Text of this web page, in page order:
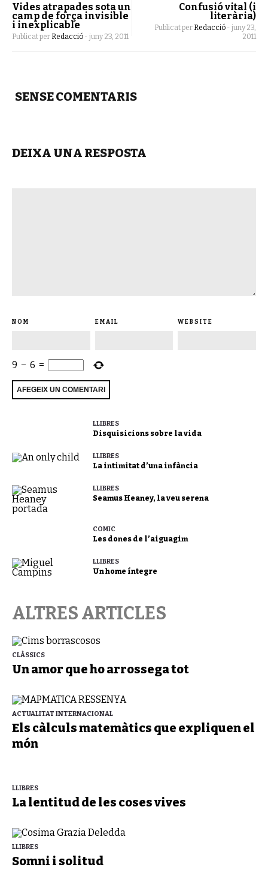
Vides atrapades sota un
camp de força invisible
i inexplicable
Publicat per Redacció - juny 23, 2011
Confusió vital (i
literària)
Publicat per Redacció - juny 23,
2011
SENSE COMENTARIS
DEIXA UNA RESPOSTA
NOM EMAIL WEBSITE
9 − 6 =
LLIBRES
Disquisicions sobre la vida
LLIBRES
La intimitat d’una infància
LLIBRES
Seamus Heaney, la veu serena
CÒMIC
Les dones de l’aiguagim
LLIBRES
Un home íntegre
ALTRES ARTICLES
CLÀSSICS
Un amor que ho arrossega tot
ACTUALITAT INTERNACIONAL
Els càlculs matemàtics que expliquen el
món
LLIBRES
La lentitud de les coses vives
LLIBRES
Somni i solitud